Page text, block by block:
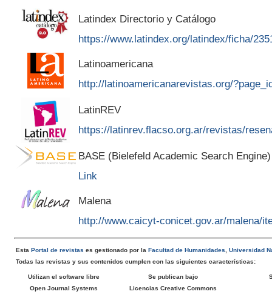
Latindex Directorio y Catálogo
https://www.latindex.org/latindex/ficha/
Latinoamericana
http://latinoamericanarevistas.org/
LatinREV
https://latinrev.flacso.org.ar/revistas/
BASE (Bielefeld Academic Search Engine)
Link
Malena
http://www.caicyt-conicet.gov.ar/malena/
EstaPortal de revistas es gestionado por laFacultad de Humanidades,Universidad
Todas las revistas y sus contenidos cumplen con las siguientes características:
Utilizan el software libre
Open Journal Systems
Se publican bajo
Licencias Creative Commons